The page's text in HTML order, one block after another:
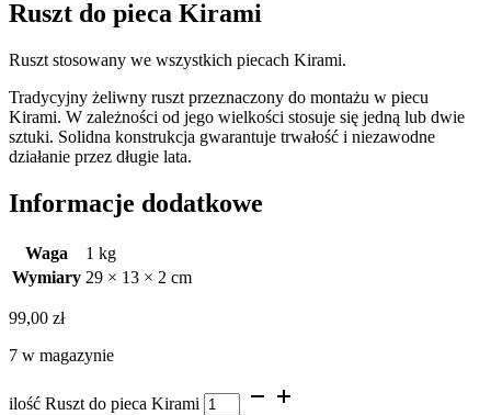
Ruszt do pieca Kirami
Ruszt stosowany we wszystkich piecach Kirami.
Tradycyjny żeliwny ruszt przeznaczony do montażu w piecu
Kirami. W zależności od jego wielkości stosuje się jedną lub dwie
sztuki. Solidna konstrukcja gwarantuje trwałość i niezawodne
działanie przez długie lata.
Informacje dodatkowe
Waga
1 kg
Wymiary 29 × 13 × 2 cm
99,00 zł
7 w magazynie
ilość Ruszt do pieca Kirami